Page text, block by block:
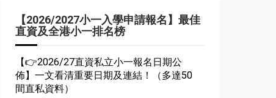
【2026/2027小一入學申請報名】最佳
直資及全港小一排名榜
【👉2026/27直資私立小一報名日期公
佈】一文看清重要日期及連結！（多達50
間直私資料）